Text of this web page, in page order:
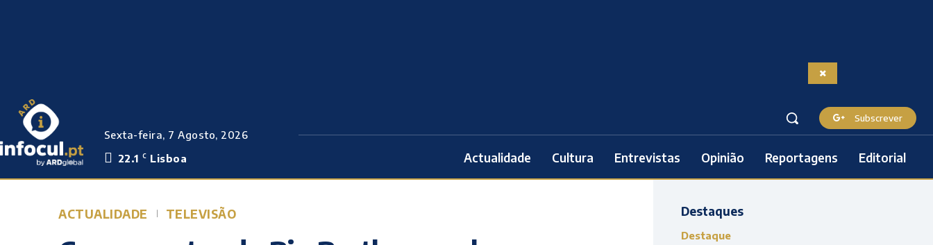
Sexta-feira, 7 Agosto, 2026
22.1 C Lisboa
Subscrever
Actualidade Cultura Entrevistas Opinião Reportagens Editorial
ACTUALIDADE TELEVISÃO Destaques
Destaque